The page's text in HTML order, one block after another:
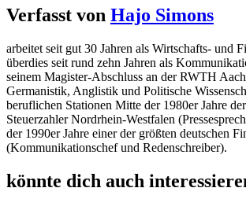
Verfasst von Hajo Simons
arbeitet seit gut 30 Jahren als Wirtschafts- und
überdies seit rund zehn Jahren als
seinem Magister-Abschluss an der RWTH
Germanistik, Anglistik und Politische
beruflichen Stationen Mitte der 1980er Jahre
Steuerzahler Nordrhein-Westfalen
der 1990er Jahre einer der größten deutschen
(Kommunikationschef und Redenschreiber).
könnte dich auch